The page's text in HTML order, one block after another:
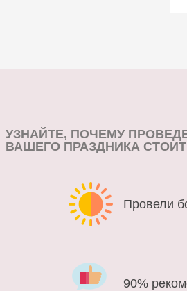
УЗНАЙТЕ, ПОЧЕМУ
ВАШЕГО ПРАЗДНИКА
Провели
90%